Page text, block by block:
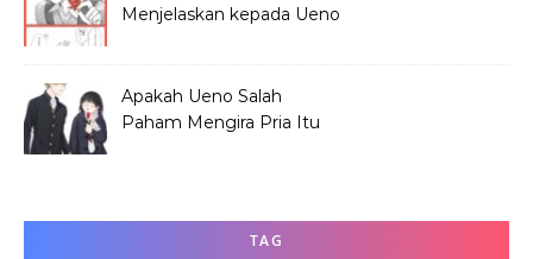
Menjelaskan kepada Ueno
Apakah Ueno Salah
Paham Mengira Pria Itu
TAG